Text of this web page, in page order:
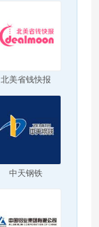
北美省钱快报
中天钢铁